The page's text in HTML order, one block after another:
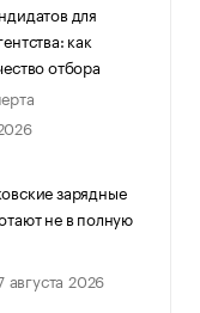
для
как
отбора
зарядные
не в полную
августа 2026